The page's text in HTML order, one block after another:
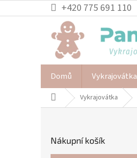
na
+420 775 691 110
Domů Vykrajovátka
Domů Vykrajovátka
Nákupní košík